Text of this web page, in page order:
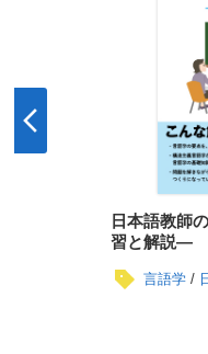
日本語教師
習と解説―
言語学